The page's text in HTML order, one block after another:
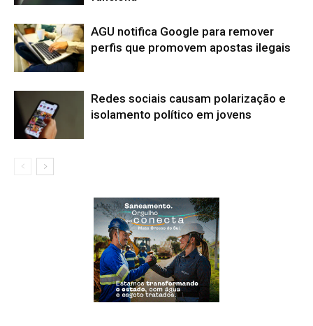
AGU notifica Google para remover
perfis que promovem apostas ilegais
Redes sociais causam polarização e
isolamento político em jovens